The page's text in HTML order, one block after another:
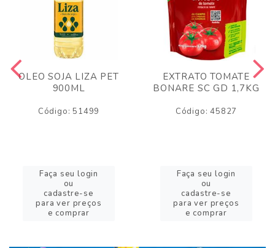
OLEO SOJA LIZA PET
900ML
Código: 51499
Faça seu login
ou
cadastre-se
para ver preços
e comprar
EXTRATO TOMATE
BONARE SC GD 1,7KG
Código: 45827
Faça seu login
ou
cadastre-se
para ver preços
e comprar